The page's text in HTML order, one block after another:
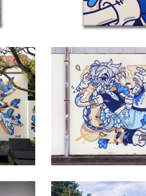
Details
Alfred Festival
Details